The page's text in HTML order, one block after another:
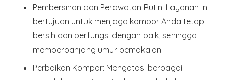
Pembersihan dan Perawatan Rutin: Layanan ini
bertujuan untuk menjaga kompor Anda tetap
bersih dan berfungsi dengan baik, sehingga
memperpanjang umur pemakaian.
Perbaikan Kompor: Mengatasi berbagai